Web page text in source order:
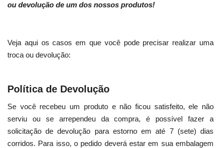
ou devolução de um dos nossos produtos!
Veja aqui os casos em que você pode precisar realizar uma
troca ou devolução:
Política de Devolução
Se você recebeu um produto e não ficou satisfeito, ele não
serviu ou se arrependeu da compra, é possível fazer a
solicitação de devolução para estorno em até 7 (sete) dias
corridos. Para isso, o pedido deverá estar em sua embalagem